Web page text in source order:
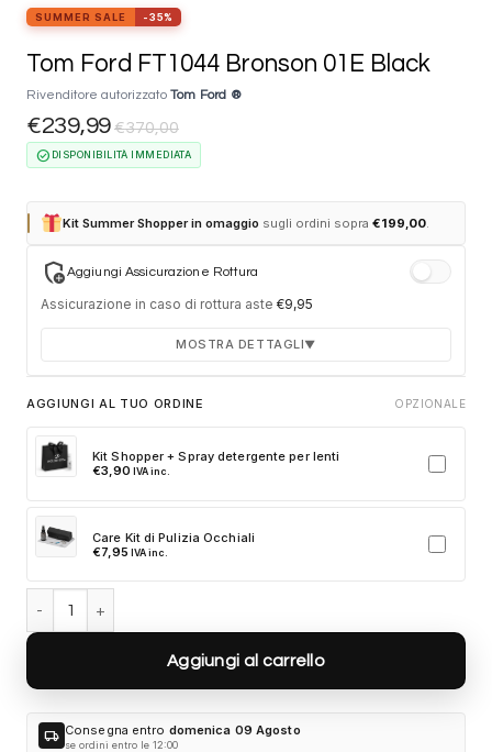
SUMMER SALE -35%
Tom Ford FT1044 Bronson 01E Black
Rivenditore autorizzato Tom Ford ®
€239,99€370,00
check_circle DISPONIBILITÀ IMMEDIATA
Kit Summer Shopper in omaggio sugli ordini sopra€199,00
add_moderatorAggiungi Assicurazione Rottura
Assicurazione in caso di rottura aste €9,95
MOSTRA DETTAGLI▼
Durata 12 mesi dalla consegna dell'ordine
accidentale
Ricambi originali e certificati del produttore
Clicca sulla card per attivare l'assicurazione. Se non clicchi, non
verrà aggiunta al tuo ordine.
AGGIUNGI AL TUO ORDINE OPZIONALE
Kit Shopper + Spray detergente per lenti
€3,90 IVA inc.
Care Kit di Pulizia Occhiali
€7,95 IVA inc.
Aggiungi al carrello
local_shipping Consegna entro domenica 09 Agosto
se ordini entro le 12:00